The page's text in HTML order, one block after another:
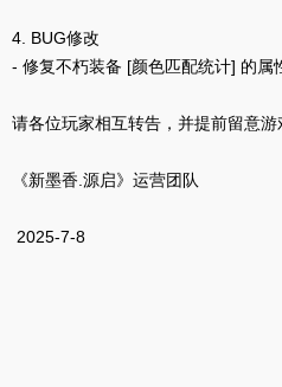
4. BUG修改
- 修复不朽装备 [颜色匹配统计] 的属
请各位玩家相互转告，并提前留意
《新墨香.源启》运营团队
2025-7-8